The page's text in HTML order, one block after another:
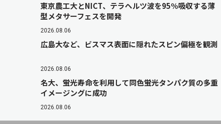
東京農工大とNICT、テラヘルツ波を95％吸収する薄
型メタサーフェスを開発
2026.08.06
広島大など、ビスマス表面に隠れたスピン偏極を観測
2026.08.06
名大、蛍光寿命を利用して同色蛍光タンパク質の多重
イメージングに成功
2026.08.06